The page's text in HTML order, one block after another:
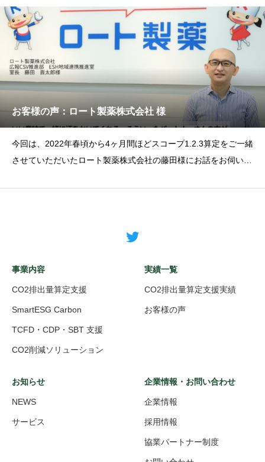
お客様の声：ロート製薬株式会社 様
今回は、2022年春頃から4ヶ月間ほどスコープ1.2.3算定をご一緒
させていただいたロート製薬株式会社の藤田様にお話をお伺いさ
事業内容
CO2排出量算定支援
SmartESG Carbon
TCFD・CDP・SBT 支援
CO2削減ソリューション
実績一覧
CO2排出量算定支援実績
お客様の声
お知らせ
NEWS
サービス
企業情報・お問い合わせ
企業情報
採用情報
協業パートナー制度